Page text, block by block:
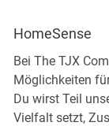
HomeSense
Bei The TJX
Möglichkeiten
Du wirst Teil
Vielfalt setzt,